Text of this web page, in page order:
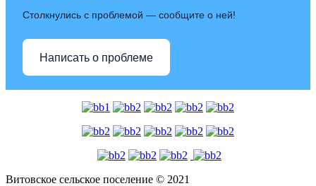
Столкнулись с проблемой — сообщите о ней!
Написать о проблеме
Витовское сельское поселение © 2021